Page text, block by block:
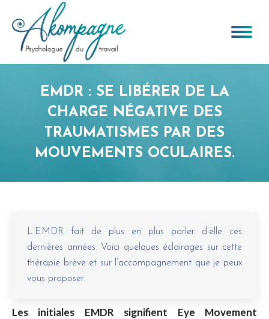
Recherche
EMDR : SE LIBÉRER DE LA
CHARGE NÉGATIVE DES
TRAUMATISMES PAR DES
MOUVEMENTS OCULAIRES.
L’EMDR fait de plus en plus parler d’elle ces
dernières années. Voici quelques éclairages sur cette
thérapie brève et sur l’accompagnement que je peux
vous proposer.
Les initiales EMDR signifient Eye Movement